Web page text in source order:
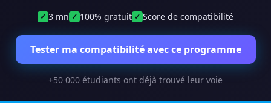
✓ 3 mn ✓ 100% gratuit ✓ Score de compatibilité
Tester ma compatibilité avec ce programme
+50 000 étudiants ont déjà trouvé leur voie